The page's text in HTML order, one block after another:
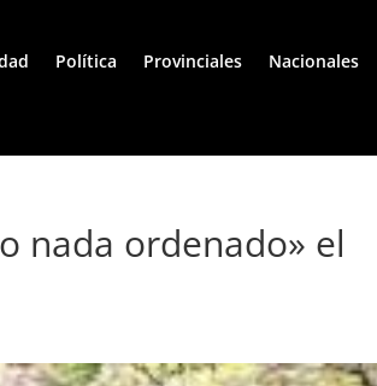
Política Provinciales Nacionales
nada ordenado» el